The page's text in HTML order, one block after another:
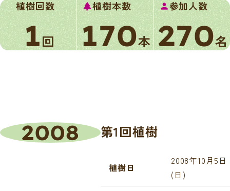
植樹回数
1回
park植樹本数
170本
person参加人数
270名
2008 第1回植樹
植樹日
2008年10月5日
(日)